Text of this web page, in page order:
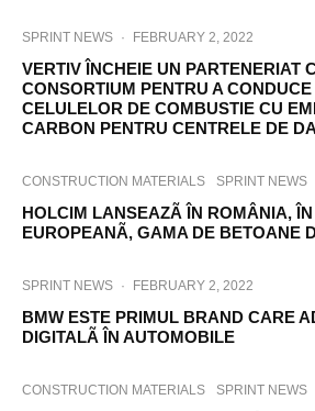
SPRINT NEWS · FEBRUARY 2, 2022
VERTIV ÎNCHEIE UN PARTENERIAT
CONSORTIUM PENTRU A
CELULELOR DE COMBUSTIE CU
CARBON PENTRU CENTRELE DE
CONSTRUCTION MATERIALS SPRINT NEWS
HOLCIM LANSEAZÃ ÎN ROMÂNIA,
EUROPEANÃ, GAMA DE BETOANE
SPRINT NEWS · FEBRUARY 2, 2022
BMW ESTE PRIMUL BRAND CARE
DIGITALÃ ÎN AUTOMOBILE
CONSTRUCTION MATERIALS SPRINT NEWS